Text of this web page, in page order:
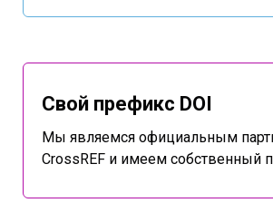
Свой префикс DOI
Мы являемся официальным
CrossREF и имеем собственный